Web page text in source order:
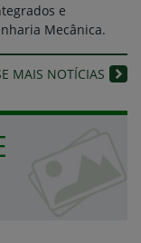
e
Mecânica.
MAIS NOTÍCIAS